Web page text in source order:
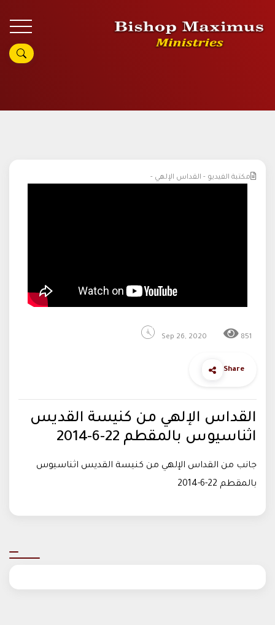
مكتبة الفيديو - القداس الإلهي -
Sep 26, 2020 851
Share
القداس الإلهي من كنيسة القديس
اثناسيوس بالمقطم 22-6-2014
جانب من القداس الإلهي من كنيسة القديس اثناسيوس
بالمقطم 22-6-2014